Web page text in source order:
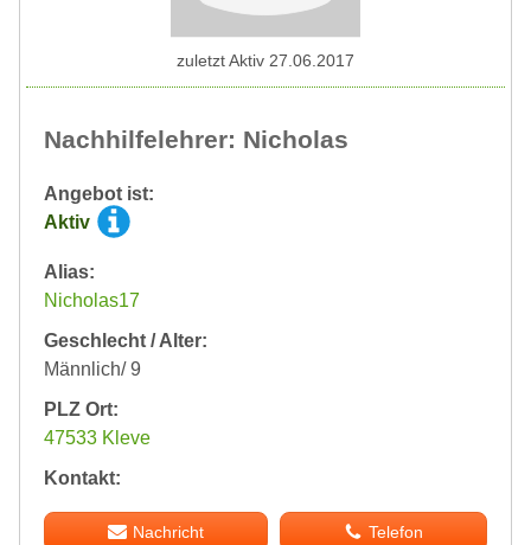
Nachhilfelehrer: Nicholas
Angebot ist:
Aktiv
Alias:
Nicholas17
Geschlecht / Alter:
Männlich/ 9
PLZ Ort:
47533 Kleve
Kontakt:
Nachricht Telefon
zuletzt Aktiv 27.06.2017